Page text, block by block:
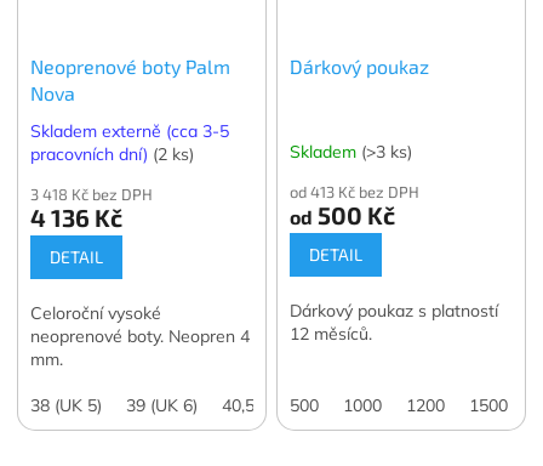
Neoprenové boty Palm
Nova
Skladem externě (cca 3-5
pracovních dní) (2 ks)
3 418 Kč bez DPH
4 136 Kč
DETAIL
Celoroční vysoké
neoprenové boty. Neopren 4
mm.
38 (UK 5) 39 (UK 6) 40,5 (UK 7) 42 (UK 8) 43 (UK 9)
Dárkový poukaz
Skladem (>3 ks)
od 413 Kč bez DPH
od 500 Kč
DETAIL
Dárkový poukaz s platností
12 měsíců.
500 1000 1200 1500